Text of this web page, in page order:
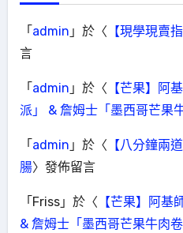
「admin 」於〈 【現學現賣
言
「admin 」於〈 【芒果】阿
派」 & 詹姆士「墨西哥芒果
「admin 」於〈 【八分鐘兩
腸〉發佈留言
「Friss」於〈 【芒果】阿基
& 詹姆士「墨西哥芒果牛肉卷